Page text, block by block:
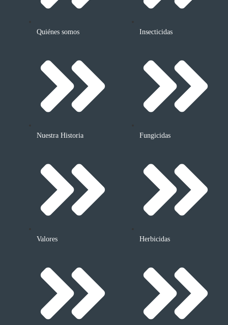
Quiénes somos
Nuestra Historia
Valores
Insecticidas
Fungicidas
Herbicidas